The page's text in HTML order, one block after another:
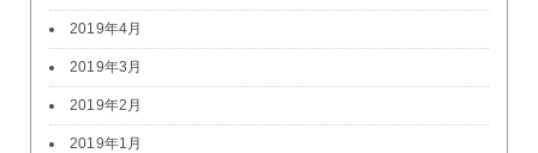
2019年4月
2019年3月
2019年2月
2019年1月